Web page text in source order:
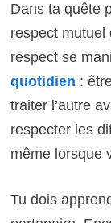
Dans ta quête
respect mutuel
respect se
quotidien :
traiter l’autre
respecter les
même lorsque
Tu dois